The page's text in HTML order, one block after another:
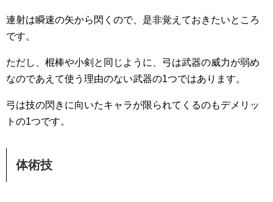
連射は瞬速の矢から閃くので、是非覚えておきたいところ
です。
ただし、棍棒や小剣と同じように、弓は武器の威力が弱め
なのであえて使う理由のない武器の1つではあります。
弓は技の閃きに向いたキャラが限られてくるのもデメリッ
トの1つです。
体術技